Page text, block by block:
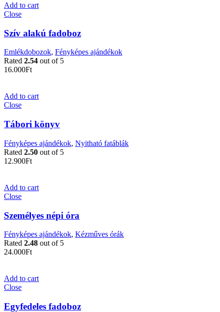
Add to cart
Close
Szív alakú fadoboz
Emlékdobozok, Fényképes ajándékok
Rated 2.54 out of 5
16.000Ft
Add to cart
Close
Tábori könyv
Fényképes ajándékok, Nyitható fatáblák
Rated 2.50 out of 5
12.900Ft
Add to cart
Close
Személyes népi óra
Fényképes ajándékok, Kézműves órák
Rated 2.48 out of 5
24.000Ft
Add to cart
Close
Egyfedeles fadoboz